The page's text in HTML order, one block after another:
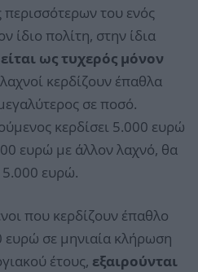
του ενός
ίδιο πολίτη, στην ίδια
ως τυχερός μόνον
κερδίζουν έπαθλα
σε ποσό.
κερδίσει 5.000 ευρώ
ευρώ με άλλον λαχνό, θα
ευρώ.
που κερδίζουν έπαθλο
ευρώ σε μηνιαία κλήρωση
έτους, εξαιρούνται